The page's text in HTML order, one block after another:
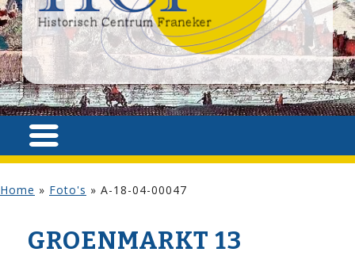
Home » Foto's » A-18-04-00047
GROENMARKT 13